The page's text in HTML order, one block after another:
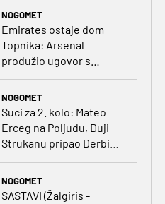
NOGOMET
Emirates ostaje dom
Topnika: Arsenal
produžio ugovor s
NOGOMET
Suci za 2. kolo: Mateo
Erceg na Poljudu, Duji
Strukanu pripao Derbi
NOGOMET
SASTAVI (Žalgiris -